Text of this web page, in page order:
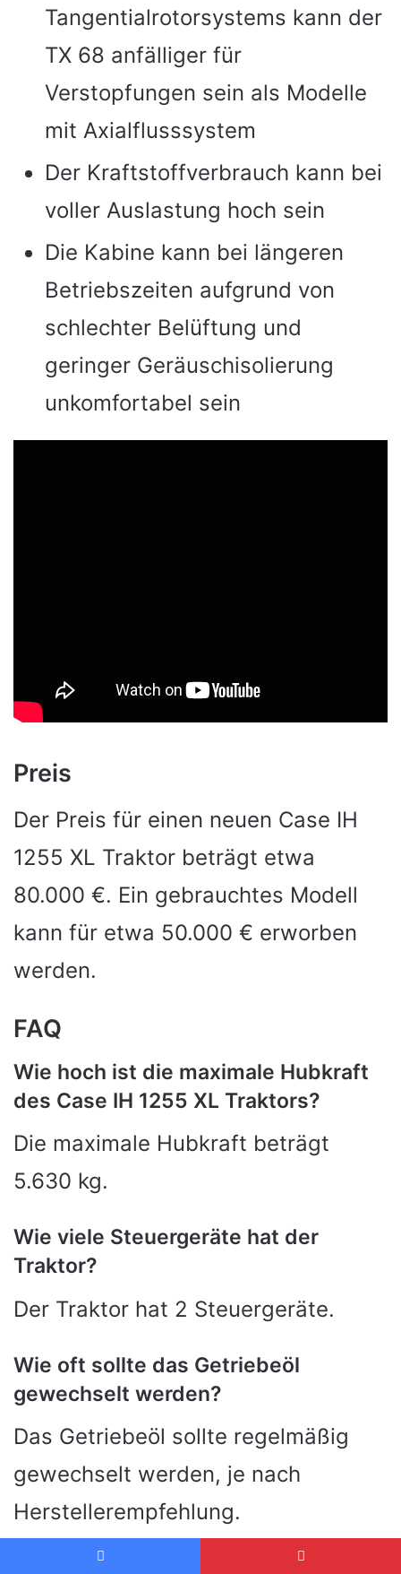
Tangentialrotorsystems kann der
TX 68 anfälliger für
Verstopfungen sein als Modelle
mit Axialflusssystem
Der Kraftstoffverbrauch kann bei
voller Auslastung hoch sein
Die Kabine kann bei längeren
Betriebszeiten aufgrund von
schlechter Belüftung und
geringer Geräuschisolierung
unkomfortabel sein
Preis
Der Preis für einen neuen Case IH
1255 XL Traktor beträgt etwa
80.000 €. Ein gebrauchtes Modell
kann für etwa 50.000 € erworben
werden.
FAQ
Wie hoch ist die maximale Hubkraft
des Case IH 1255 XL Traktors?
Die maximale Hubkraft beträgt
5.630 kg.
Wie viele Steuergeräte hat der
Traktor?
Der Traktor hat 2 Steuergeräte.
Wie oft sollte das Getriebeöl
gewechselt werden?
Das Getriebeöl sollte regelmäßig
gewechselt werden, je nach
Herstellerempfehlung.
Wie hoch ist der Preis für einen